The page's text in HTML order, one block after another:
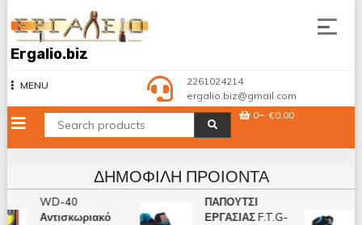
to
content
Ergalio.biz
MENU
2261024214
ergalio.biz@gmail.com
0
€0.00
ΔΗΜΟΦΙΛΉ ΠΡΟΙΌΝΤΑ
WD-40
Αντισκωριακό
ΠΑΠΟΥΤΣΙ
ΕΡΓΑΣΙΑΣ F.T.G-